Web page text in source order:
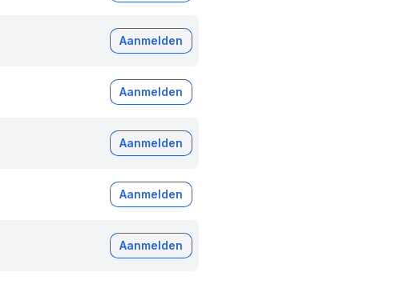
Aanmelden
Aanmelden
Aanmelden
Aanmelden
Aanmelden